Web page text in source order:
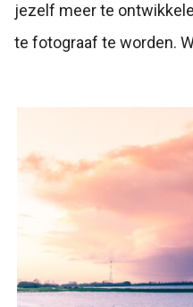
jezelf meer te
te fotograaf te worden.